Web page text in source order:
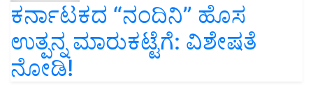
ಕರ್ನಾಟಕದ “ನಂದಿನಿ” ಹೊಸ
ಉತ್ಪನ್ನ ಮಾರುಕಟ್ಟೆಗೆ: ವಿಶೇಷತೆ
ನೋಡಿ!